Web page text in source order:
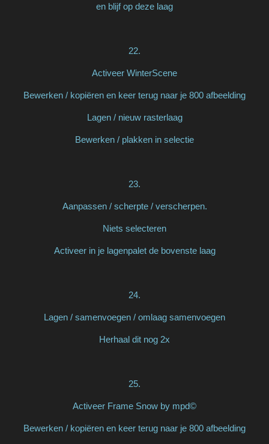
en blijf op deze laag
22.
Activeer WinterScene
Bewerken / kopiëren en keer terug naar je 800 afbeelding
Lagen / nieuw rasterlaag
Bewerken / plakken in selectie
23.
Aanpassen / scherpte / verscherpen.
Niets selecteren
Activeer in je lagenpalet de bovenste laag
24.
Lagen / samenvoegen / omlaag samenvoegen
Herhaal dit nog 2x
25.
Activeer Frame Snow by mpd©
Bewerken / kopiëren en keer terug naar je 800 afbeelding